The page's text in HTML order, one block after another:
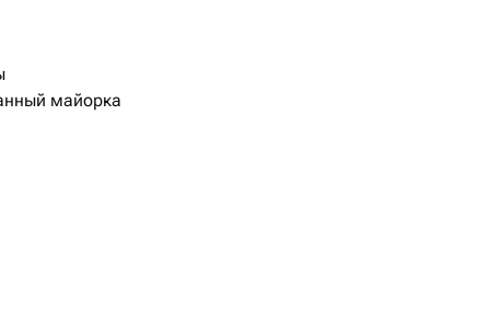
майорка